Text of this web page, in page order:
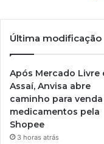
Última modificação
Após Mercado Livre
Assaí, Anvisa abre
caminho para
medicamentos pela
Shopee
3 horas atrás